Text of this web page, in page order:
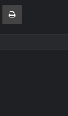
E-Posta ile paylaş Yazdır